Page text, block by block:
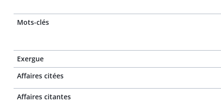
Mots-clés
Exergue
Affaires citées
Affaires citantes